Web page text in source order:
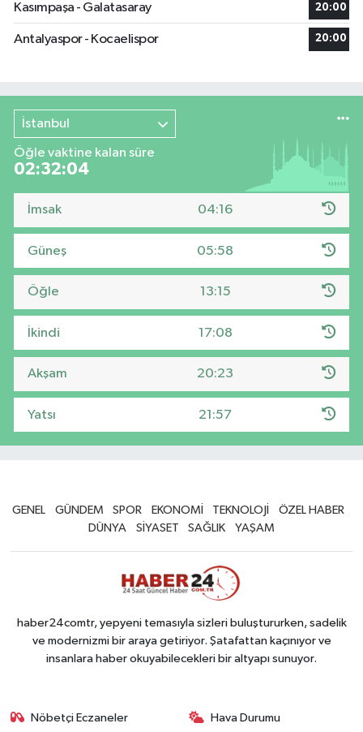
Kasımpaşa - Galatasaray 20:00
Antalyaspor - Kocaelispor 20:00
İstanbul
Öğle vaktine kalan süre
02:32:04
İmsak 04:16
Güneş 05:58
Öğle 13:15
İkindi 17:08
Akşam 20:23
Yatsı 21:57
GENEL GÜNDEM SPOR EKONOMİ TEKNOLOJİ
ÖZEL HABER
DÜNYA
SİYASET SAĞLIK YAŞAM
haber24comtr, yepyeni temasıyla sizleri buluştururken, sadelik
ve modernizmi bir araya getiriyor. Şatafattan kaçınıyor ve
insanlara haber okuyabilecekleri bir altyapı sunuyor.
Nöbetçi Eczaneler Hava Durumu